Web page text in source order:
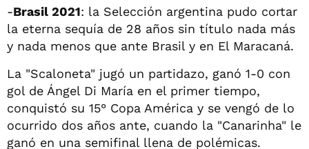
-Brasil 2021: la Selección argentina pudo cortar
la eterna sequía de 28 años sin título nada más
y nada menos que ante Brasil y en El Maracaná.
La "Scaloneta" jugó un partidazo, ganó 1-0 con
gol de Ángel Di María en el primer tiempo,
conquistó su 15° Copa América y se vengó de lo
ocurrido dos años ante, cuando la "Canarinha" le
ganó en una semifinal llena de polémicas.